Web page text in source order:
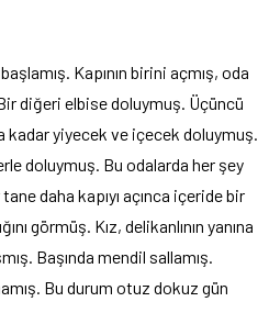
Kapının birini açmış, oda
diğeri elbise doluymuş. Üçüncü
kadar yiyecek ve içecek doluymuş.
doluymuş. Bu odalarda her şey
daha kapıyı açınca içeride bir
görmüş. Kız, delikanlının yanına
Başında mendil sallamış.
Bu durum otuz dokuz gün